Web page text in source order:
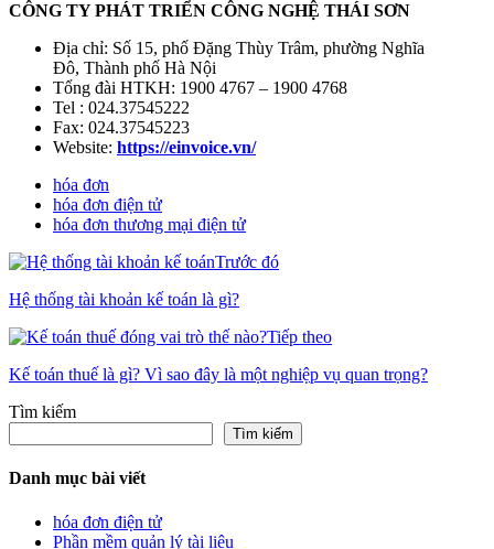
CÔNG TY PHÁT TRIỂN CÔNG NGHỆ THÁI SƠN
Địa chỉ: Số 15, phố Đặng Thùy Trâm, phường Nghĩa
Đô, Thành phố Hà Nội
Tổng đài HTKH: 1900 4767 – 1900 4768
Tel : 024.37545222
Fax: 024.37545223
Website: https://einvoice.vn/
hóa đơn
hóa đơn điện tử
hóa đơn thương mại điện tử
Trước đó
Hệ thống tài khoản kế toán là gì?
Tiếp theo
Kế toán thuế là gì? Vì sao đây là một nghiệp vụ quan trọng?
Tìm kiếm
Tìm kiếm
Danh mục bài viết
hóa đơn điện tử
Phần mềm quản lý tài liệu